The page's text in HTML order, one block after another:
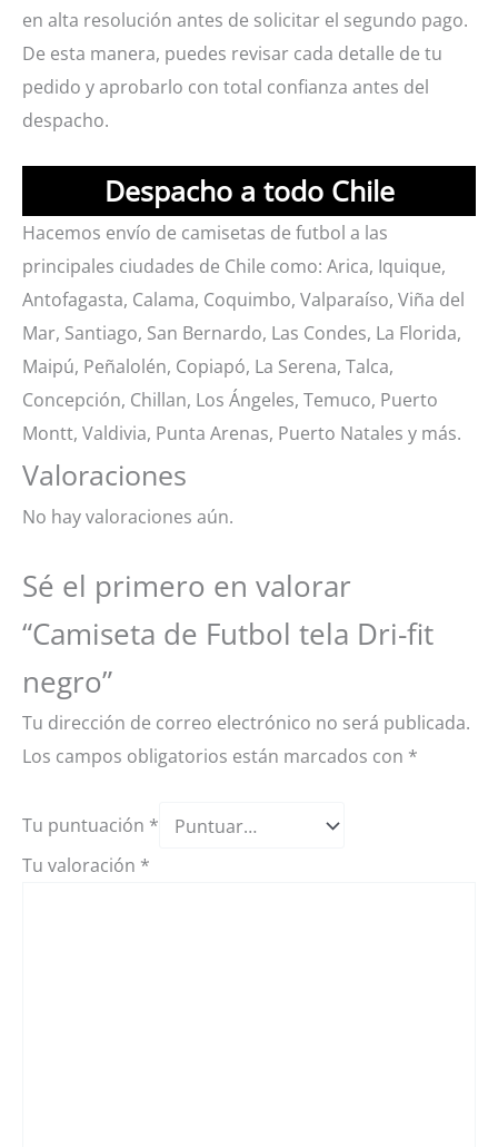
en alta resolución antes de solicitar el segundo pago.
De esta manera, puedes revisar cada detalle de tu
pedido y aprobarlo con total confianza antes del
despacho.
Despacho a todo Chile
Hacemos envío de camisetas de futbol a las
principales ciudades de Chile como: Arica, Iquique,
Antofagasta, Calama, Coquimbo, Valparaíso, Viña del
Mar, Santiago, San Bernardo, Las Condes, La Florida,
Maipú, Peñalolén, Copiapó, La Serena, Talca,
Concepción, Chillan, Los Ángeles, Temuco, Puerto
Montt, Valdivia, Punta Arenas, Puerto Natales y más.
Valoraciones
No hay valoraciones aún.
Sé el primero en valorar
“Camiseta de Futbol tela Dri-fit
negro”
Tu dirección de correo electrónico no será publicada.
Los campos obligatorios están marcados con *
Tu puntuación *
Tu valoración *